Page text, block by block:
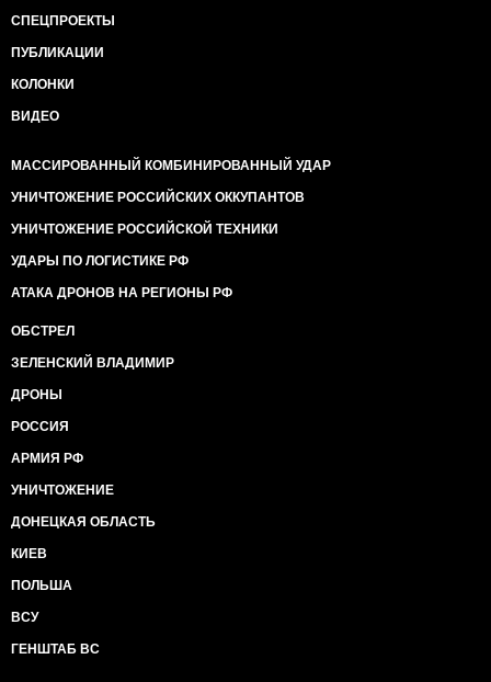
СПЕЦПРОЕКТЫ
ПУБЛИКАЦИИ
КОЛОНКИ
ВИДЕО
МАССИРОВАННЫЙ КОМБИНИРОВАННЫЙ УДАР
УНИЧТОЖЕНИЕ РОССИЙСКИХ ОККУПАНТОВ
УНИЧТОЖЕНИЕ РОССИЙСКОЙ ТЕХНИКИ
УДАРЫ ПО ЛОГИСТИКЕ РФ
АТАКА ДРОНОВ НА РЕГИОНЫ РФ
ОБСТРЕЛ
ЗЕЛЕНСКИЙ ВЛАДИМИР
ДРОНЫ
РОССИЯ
АРМИЯ РФ
УНИЧТОЖЕНИЕ
ДОНЕЦКАЯ ОБЛАСТЬ
КИЕВ
ПОЛЬША
ВСУ
ГЕНШТАБ ВС